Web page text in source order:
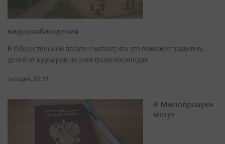
видеонаблюдения
В Общественной палате считают, что это поможет защитить
детей от курьеров на электровелосипедах
сегодня, 02:31
В Минобрнауки
могут